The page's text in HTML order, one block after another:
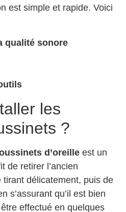
est simple et rapide. Voici
qualité sonore
les
?
d’oreille est un
de retirer l’ancien
délicatement, puis de
s’assurant qu’il est bien
effectué en quelques